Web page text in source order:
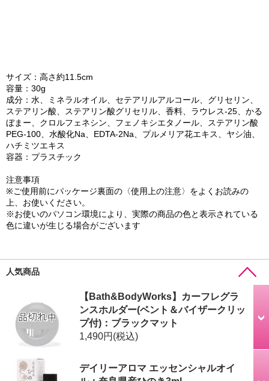
サイズ：高さ約11.5cm
容量：30g
成分：水、ミネラルオイル、セテアリルアルコール、グリセリン、
ステアリン酸、ステアリン酸グリセリル、香料、ラウレス-25、かる
ぼまー、クロルフェネシン、フェノキシエタノール、ステアリン酸
PEG-100、水酸化Na、EDTA-2Na、プルメリア花エキス、ヤシ油、
ハチミツエキス
容器：プラスチック
注意事項
※ご使用前にパッケージ裏面の〈使用上の注意〉をよくお読みの
上、お使いください。
※お使いのパソコン環境により、実際の商品の色と表示されている
色に違いが生じる場合がございます
人気商品
【Bath&BodyWorks】カーフレグラ
ンスホルダー(ベント＆バイザークリッ
プ付)：ブラックマット
1,490円(税込)
デイリーアロマ エッセンシャルオイ